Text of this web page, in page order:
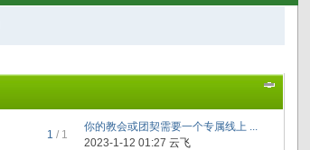
1 / 1
你的教会或团契需要一个专属线上 ...
2023-1-12 01:27云飞